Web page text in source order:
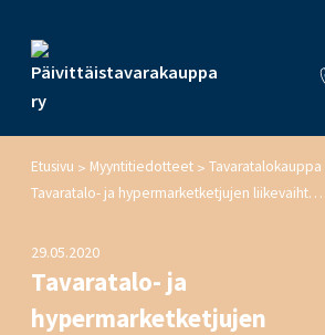
Etusivu > Myyntitiedotteet > Tavaratalokauppa
Tavaratalo- ja hypermarketketjujen liikevaihto kasvoi huhtikuussa 6,5 prosenttia
29.05.2020
Tavaratalo- ja
hypermarketketjujen